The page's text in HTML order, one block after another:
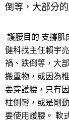
倒等，大部分
護腰目的 支撐肌
健科找主任賴宇
禍、跌倒等，大
搬重物，或因為
要穿護腰，只有
柱側彎，或是剛
要使用護腰。 軟